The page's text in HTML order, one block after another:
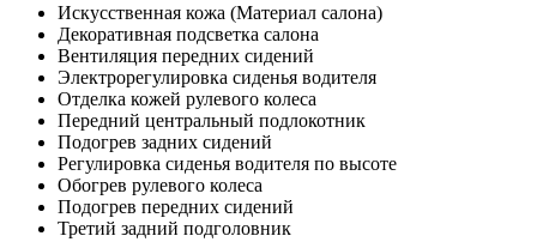
Искусственная кожа (Материал салона)
Декоративная подсветка салона
Вентиляция передних сидений
Электрорегулировка сиденья водителя
Отделка кожей рулевого колеса
Передний центральный подлокотник
Подогрев задних сидений
Регулировка сиденья водителя по высоте
Обогрев рулевого колеса
Подогрев передних сидений
Третий задний подголовник